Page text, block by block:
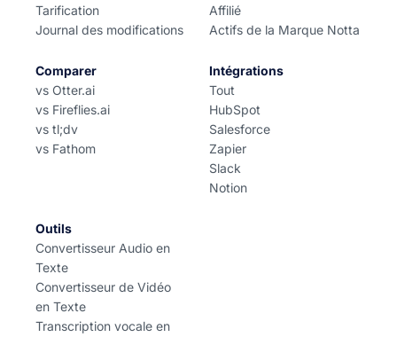
Tarification
Journal des modifications
Affilié
Actifs de la Marque Notta
Comparer
vs Otter.ai
vs Fireflies.ai
vs tl;dv
vs Fathom
Intégrations
Tout
HubSpot
Salesforce
Zapier
Slack
Notion
Outils
Convertisseur Audio en
Texte
Convertisseur de Vidéo
en Texte
Transcription vocale en